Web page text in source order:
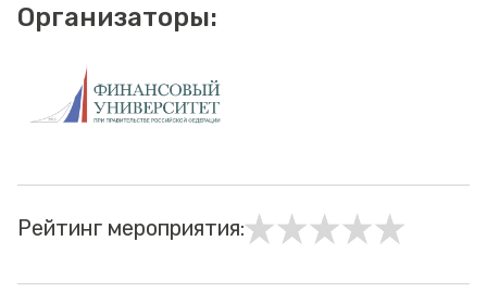
Организаторы:
Рейтинг мероприятия: